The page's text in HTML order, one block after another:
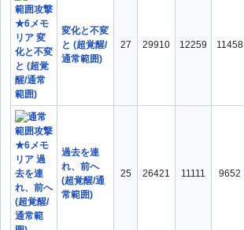
変化と不変
と (超覚醒/
通常範囲)
27 29910 12259 11458
過去を連
れ、前へ
(超覚醒/通
常範囲)
25 26421 11111 9652